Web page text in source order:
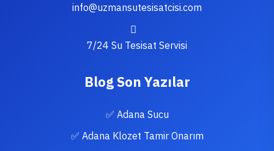
info@uzmansutesisatcisi.com
7/24 Su Tesisat Servisi
Blog Son Yazılar
✅ Adana Sucu
✅ Adana Klozet Tamir Onarım